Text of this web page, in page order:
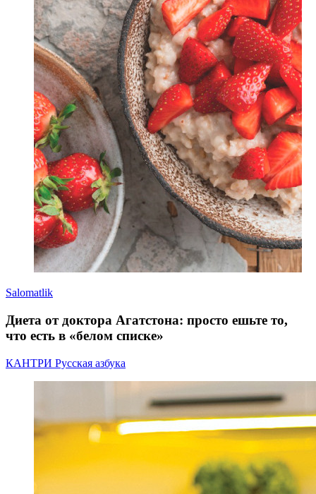
Salomatlik
Диета от доктора Агатстона: просто ешьте то,
что есть в «белом списке»
КАНТРИ Русская азбука